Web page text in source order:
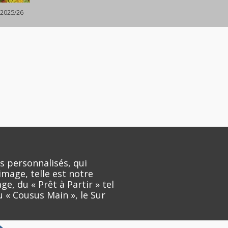
26
personnalisés, qui
telle est notre
du « Prêt à Partir » tel
Cousus Main », le Sur